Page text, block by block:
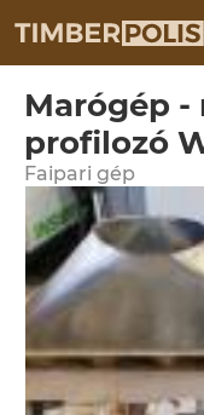
Marógép -
profilozó
Faipari gép